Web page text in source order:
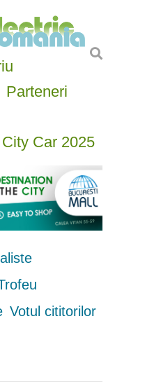
Parteneri
Car 2025
Votul cititorilor